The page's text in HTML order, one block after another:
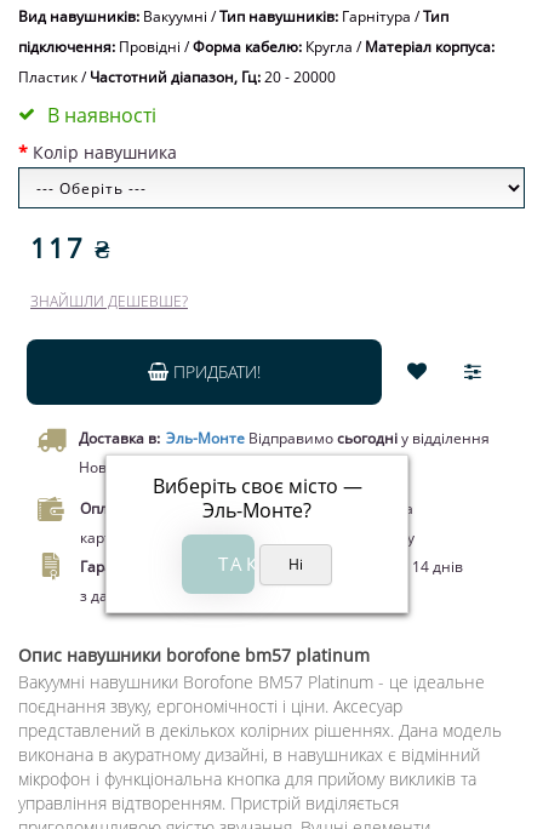
Вид навушників: Вакуумні /Тип навушників: Гарнітура /Тип
підключення: Провідні /Форма кабелю: Кругла /Матеріал корпуса:
Пластик/Частотний діапазон, Гц:20 - 20000
В наявності
Колір навушника
117 ₴
ЗНАЙШЛИ ДЕШЕВШЕ?
ПРИДБАТИ!
Доставка в: Эль-Монте
Виберіть своє місто —
Эль-Монте?
Відправимосьогодніу відділення
Нової пошти чи кур’єром.
Оплата.
Оплата при отриманні товару, Оплата
карткою Visa/MasterCard, Google Pay, Apple Pay
Гарантія.
Обмін/повернення товару протягом 14 днів
з дати покупки - на виробничий шлюб.
Опис навушники borofone bm57 platinum
Вакуумні навушники Borofone BM57 Platinum - це ідеальне
поєднання звуку, ергономічності і ціни. Аксесуар
представлений в декількох колірних рішеннях. Дана модель
виконана в акуратному дизайні, в навушниках є відмінний
мікрофон і функціональна кнопка для прийому викликів та
управління відтворенням. Пристрій виділяється